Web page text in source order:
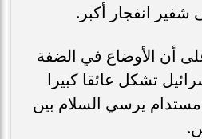
شفير انفجار أكبر.
أن الأوضاع في الضفة
تشكل عائقا كبيرا
يرسي السلام بين